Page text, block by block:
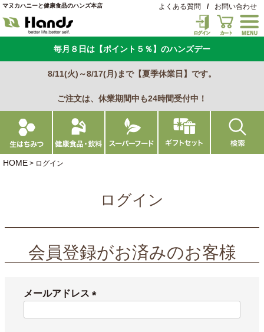
マヌカハニーと健康食品のハンズ本店 よくある質問 / お問い合わせ
毎月８日は【ポイント５％】のハンズデー
8/11(火)～8/17(月)まで【夏季休業日】です。
ご注文は、休業期間中も24時間受付中！
HOME ログイン
ログイン
会員登録がお済みのお客様
メールアドレス